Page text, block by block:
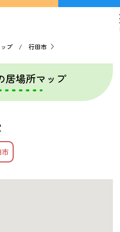
いて
ップ / 行田市
居場所マップ